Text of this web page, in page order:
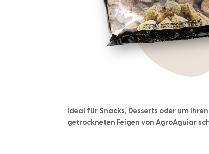
Ideal für Snacks, Desserts oder um
getrockneten Feigen von AgroAguiar